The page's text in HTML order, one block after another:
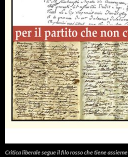
Critica liberalesegue il filo rosso che tiene assieme